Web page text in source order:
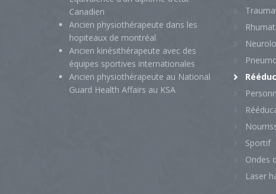
Canadien
Ancien physiothérapeute dans les
hopiteaux de montréal
Ancien kinésithérapeute avec des
équipes sportives internationales
Ancien physiothérapeute au National
Guard Health Affairs au KSA
Sportif
Ondes
Laser